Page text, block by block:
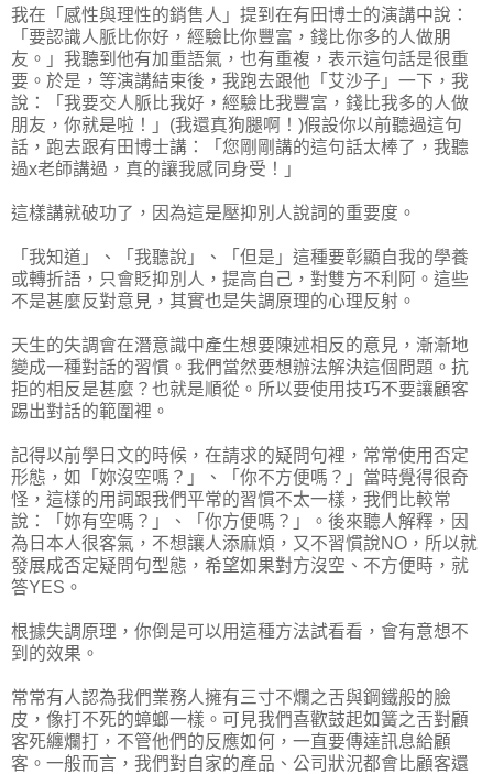
我在「感性與理性的銷售人」提到在有田博士的演講中說：
「要認識人脈比你好，經驗比你豐富，錢比你多的人做朋
友。」我聽到他有加重語氣，也有重複，表示這句話是很重
要。於是，等演講結束後，我跑去跟他「艾沙子」一下，我
說：「我要交人脈比我好，經驗比我豐富，錢比我多的人做
朋友，你就是啦！」(我還真狗腿啊！)假設你以前聽過這句
話，跑去跟有田博士講：「您剛剛講的這句話太棒了，我聽
過x老師講過，真的讓我感同身受！」
這樣講就破功了，因為這是壓抑別人說詞的重要度。
「我知道」、「我聽說」、「但是」這種要彰顯自我的學養
或轉折語，只會貶抑別人，提高自己，對雙方不利阿。這些
不是甚麼反對意見，其實也是失調原理的心理反射。
天生的失調會在潛意識中產生想要陳述相反的意見，漸漸地
變成一種對話的習慣。我們當然要想辦法解決這個問題。抗
拒的相反是甚麼？也就是順從。所以要使用技巧不要讓顧客
踢出對話的範圍裡。
記得以前學日文的時候，在請求的疑問句裡，常常使用否定
形態，如「妳沒空嗎？」、「你不方便嗎？」當時覺得很奇
怪，這樣的用詞跟我們平常的習慣不太一樣，我們比較常
說：「妳有空嗎？」、「你方便嗎？」。後來聽人解釋，因
為日本人很客氣，不想讓人添麻煩，又不習慣說NO，所以就
發展成否定疑問句型態，希望如果對方沒空、不方便時，就
答YES。
根據失調原理，你倒是可以用這種方法試看看，會有意想不
到的效果。
常常有人認為我們業務人擁有三寸不爛之舌與鋼鐵般的臉
皮，像打不死的蟑螂一樣。可見我們喜歡鼓起如簧之舌對顧
客死纏爛打，不管他們的反應如何，一直要傳達訊息給顧
客。一般而言，我們對自家的產品、公司狀況都會比顧客還